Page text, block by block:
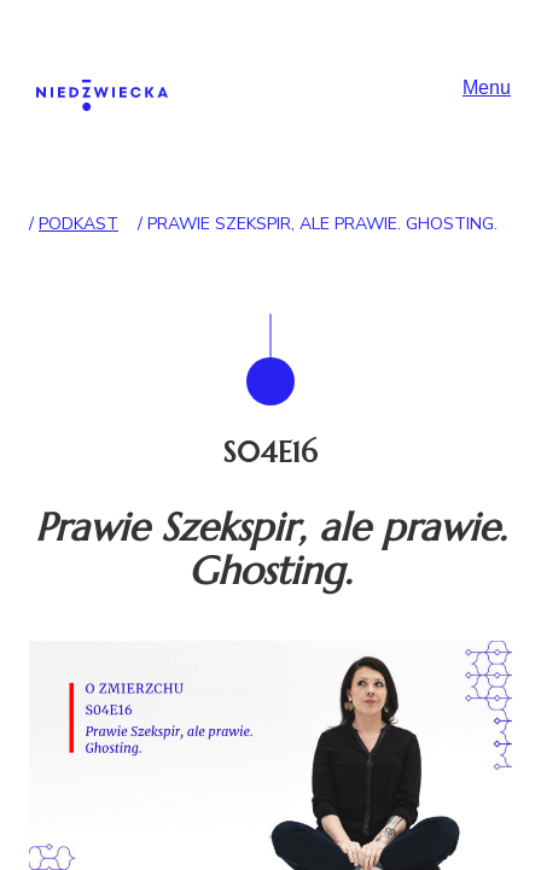
Główna Menu
/ PODKAST / PRAWIE SZEKSPIR, ALE PRAWIE. GHOSTING.
Prawie Szekspir, ale prawie.
Ghosting.
S04E16